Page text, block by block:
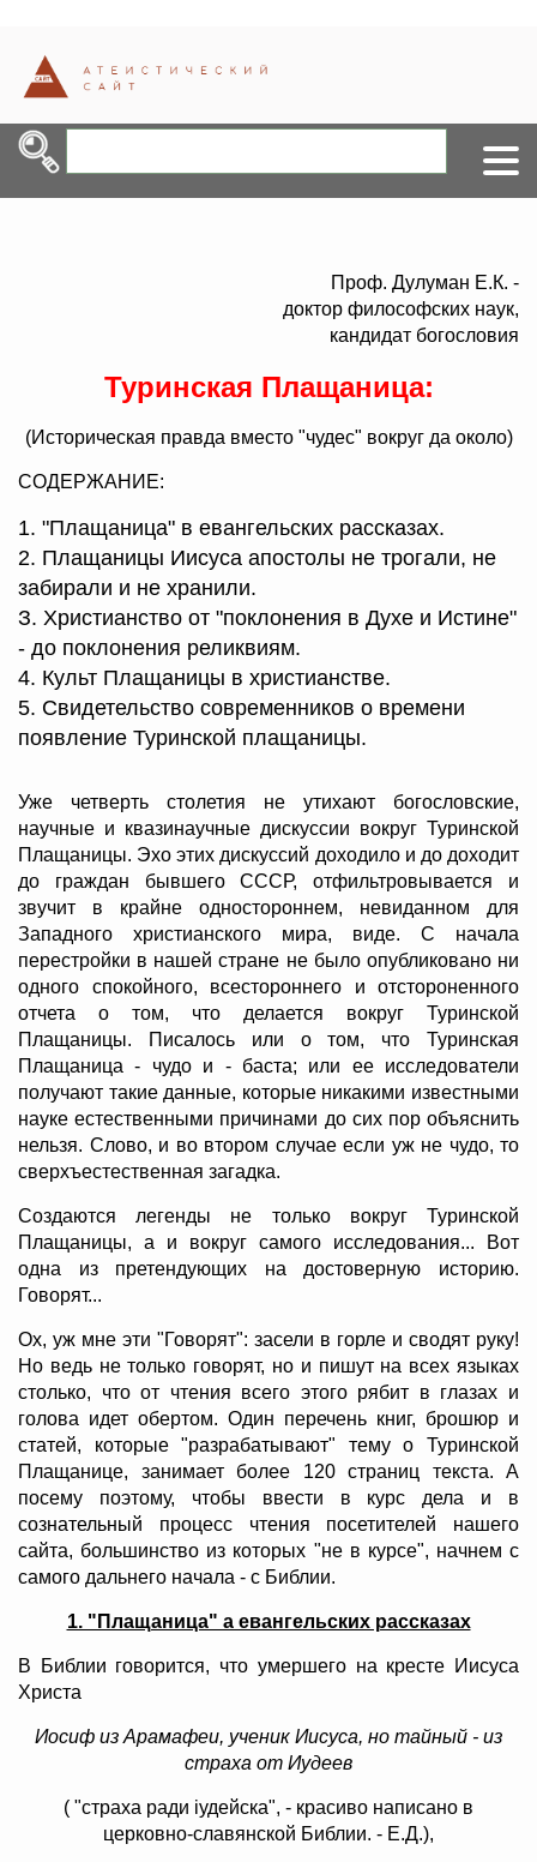
Проф. Дулуман Е.К. -
доктор философских наук,
кандидат богословия
Туринская Плащаница:
(Историческая правда вместо "чудес" вокруг да около)
СОДЕРЖАНИЕ:
1. "Плащаница" в евангельских рассказах.
2. Плащаницы Иисуса апостолы не трогали, не
забирали и не хранили.
З. Христианство от "поклонения в Духе и Истине"
- до поклонения реликвиям.
4. Культ Плащаницы в христианстве.
5. Свидетельство современников о времени
появление Туринской плащаницы.
Уже четверть столетия не утихают богословские,
научные и квазинаучные дискуссии вокруг Туринской
Плащаницы. Эхо этих дискуссий доходило и до доходит
до граждан бывшего СССР, отфильтровывается и
звучит в крайне одностороннем, невиданном для
Западного христианского мира, виде. С начала
перестройки в нашей стране не было опубликовано ни
одного спокойного, всестороннего и отстороненного
отчета о том, что делается вокруг Туринской
Плащаницы. Писалось или о том, что Туринская
Плащаница - чудо и - баста; или ее исследователи
получают такие данные, которые никакими известными
науке естественными причинами до сих пор объяснить
нельзя. Слово, и во втором случае если уж не чудо, то
сверхъестественная загадка.
Создаются легенды не только вокруг Туринской
Плащаницы, а и вокруг самого исследования... Вот
одна из претендующих на достоверную историю.
Говорят...
Ох, уж мне эти "Говорят": засели в горле и сводят руку!
Но ведь не только говорят, но и пишут на всех языках
столько, что от чтения всего этого рябит в глазах и
голова идет обертом. Один перечень книг, брошюр и
статей, которые "разрабатывают" тему о Туринской
Плащанице, занимает более 120 страниц текста. А
посему поэтому, чтобы ввести в курс дела и в
сознательный процесс чтения посетителей нашего
сайта, большинство из которых "не в курсе", начнем с
самого дальнего начала - с Библии.
1. "Плащаница" а евангельских рассказах
В Библии говорится, что умершего на кресте Иисуса
Христа
Иосиф из Арамафеи, ученик Иисуса, но тайный - из
страха от Иудеев
( "страха ради iудейска", - красиво написано в
церковно-славянской Библии. - Е.Д.),